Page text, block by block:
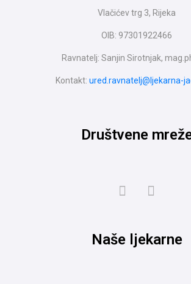
Vlačićev trg 3, Rijeka
OIB: 97301922466
Ravnatelj: Sanjin Sirotnjak,
Kontakt: ured.ravnatelj@ljekarna-
Društvene
Naše ljekarne